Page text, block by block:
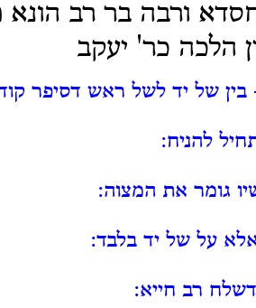
ורבה בר רב הונא
הלכה כר' יעקב
בין של יד לשל ראש דסיפר
להניח:
גומר את המצוה:
על של יד בלבד:
רב חייא: